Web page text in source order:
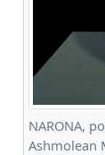
NARONA,
Ashmolean